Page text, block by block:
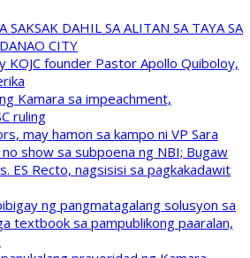
SAKSAK DAHIL SA ALITAN SA TAYA SA
CITY
KOJC founder Pastor Apollo Quiboloy,
Kamara sa impeachment,
ruling
may hamon sa kampo ni VP Sara
show sa subpoena ng NBI; Bugaw
ES Recto, nagsisisi sa pagkakadawit
ng pangmatagalang solusyon sa
textbook sa pampublikong paaralan,